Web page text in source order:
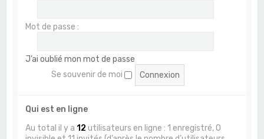
Mot de passe :
J’ai oublié mon mot de passe
Se souvenir de moi
Qui est en ligne
Au total il y a12 utilisateurs en ligne : 1 enregistré, 0